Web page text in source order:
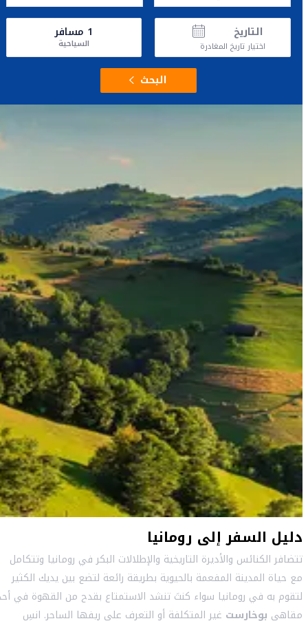
التاريخ
اختيار تاريخ المغادرة
1 مسافر
السياحية
البحث
دليل السفر إلى رومانيا
تتضافر الكنائس والأديرة التاريخية والإطلالات البكر في رومانيا وتتكامل
مع حياة المدينة المفعمة بالحيوية بطريقة رائعة لتضع بين يديك الكثير
لتقوم به في رومانيا سواء كنتَ تنشد الاستمتاع بقدح من القهوة في
مقاهي بوخارست غير المتكلفة أو التعرف على ريفها الساحر. انسِ